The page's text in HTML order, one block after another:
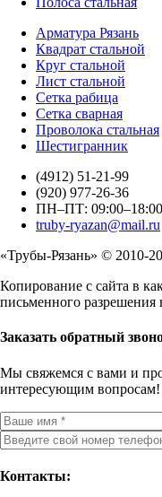
Арматура Рязань
Квадрат стальной
Круг стальной
Лист стальной
Сетка рабица
Сетка сварная
Проволока стальная
Шестигранник
(4912) 51-21-99
(920) 977-26-36
ПН–ПТ: 09:00–18:00
truby-ryazan@mail.ru
«Трубы-Рязань» © 2010-
Копирование с сайта в
письменного разрешения
Заказать обратный
Мы свяжемся с вами и
интересующим вопросам!
Контакты: